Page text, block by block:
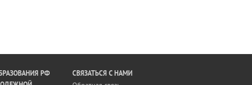
РФ
CВЯЗАТЬСЯ С НАМИ